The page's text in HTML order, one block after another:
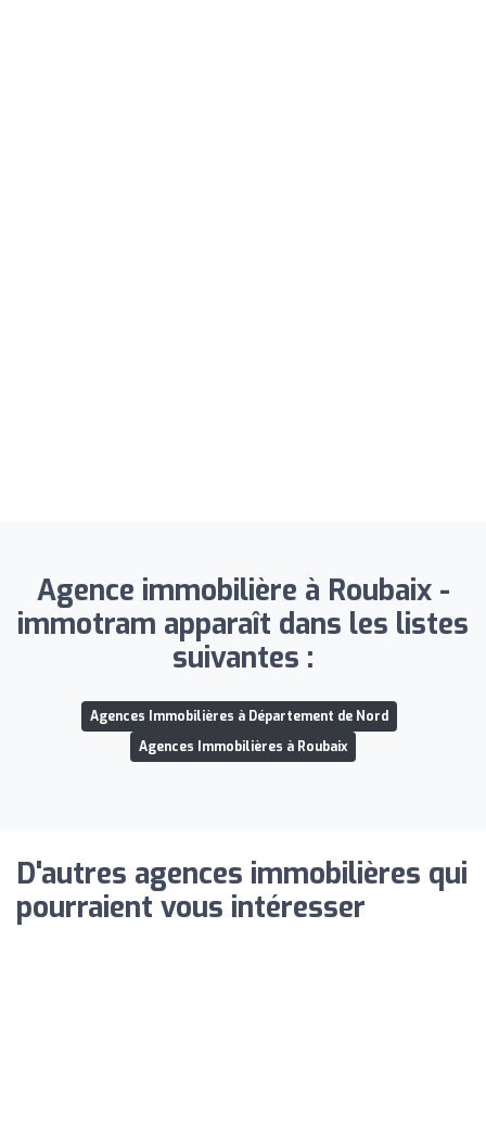
Agence immobilière à Roubaix -
immotram apparaît dans les listes
suivantes :
Agences Immobilières à Département de Nord
Agences Immobilières à Roubaix
D'autres agences immobilières qui
pourraient vous intéresser